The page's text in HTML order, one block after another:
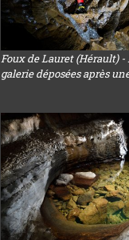
Foux de Lauret (Hérault) -
galerie déposées après